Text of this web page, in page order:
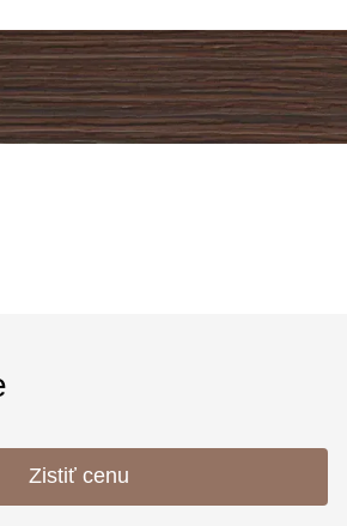
Zistiť cenu